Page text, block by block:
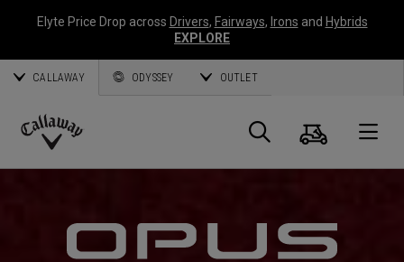
Elyte Price Drop across Drivers, Fairways, Irons and Hybrids
EXPLORE
CALLAWAY ODYSSEY OUTLET
Callaway
Panier